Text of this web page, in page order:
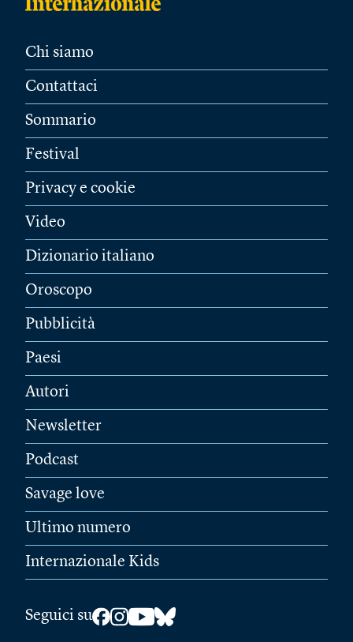
Chi siamo
Contattaci
Sommario
Festival
Privacy e cookie
Video
Dizionario italiano
Oroscopo
Pubblicità
Paesi
Autori
Newsletter
Podcast
Savage love
Ultimo numero
Internazionale Kids
Seguici su